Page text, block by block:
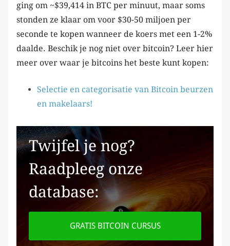
ging om ~$39,414 in BTC per minuut, maar soms
stonden ze klaar om voor $30-50 miljoen per
seconde te kopen wanneer de koers met een 1-2%
daalde. Beschik je nog niet over bitcoin? Leer hier
meer over waar je bitcoins het beste kunt kopen:
Selectie en categorisatie van Bitcoin beurzen
en makelaars!
Twijfel je nog?
Raadpleeg onze
database:
GRATIS BITCOIN CURSUS